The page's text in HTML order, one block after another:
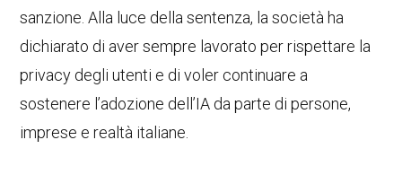
sanzione. Alla luce della sentenza, la società ha
dichiarato di aver sempre lavorato per rispettare la
privacy degli utenti e di voler continuare a
sostenere l’adozione dell’IA da parte di persone,
imprese e realtà italiane.